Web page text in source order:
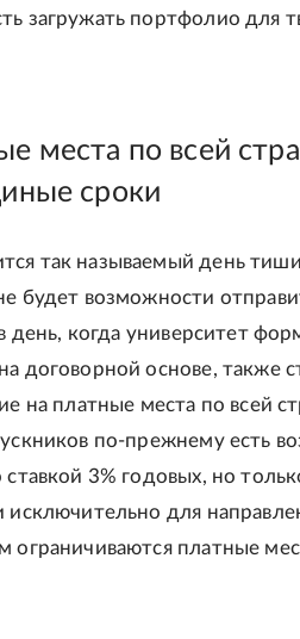
загружать портфолио для
места по всей
сроки
так называемый день
будет возможности
день, когда университет
договорной основе, также
на платные места по всей
по-прежнему есть
3% годовых, но
исключительно для
ограничиваются платные